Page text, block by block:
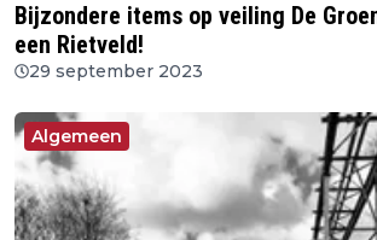
Bijzondere items op veiling De
een Rietveld!
29 september 2023
Algemeen